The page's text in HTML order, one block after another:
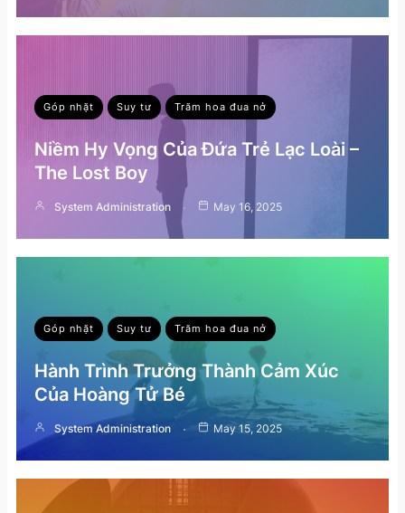
Góp nhặt Suy tư Trăm hoa đua nở
Niềm Hy Vọng Của Đứa Trẻ Lạc Loài –
The Lost Boy
System Administration May 16, 2025
Góp nhặt Suy tư Trăm hoa đua nở
Hành Trình Trưởng Thành Cảm Xúc
Của Hoàng Tử Bé
System Administration May 15, 2025